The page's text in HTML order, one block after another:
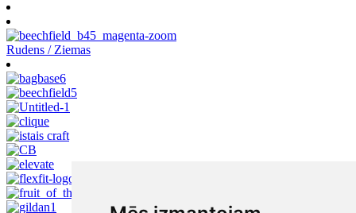
Rudens / Ziemas